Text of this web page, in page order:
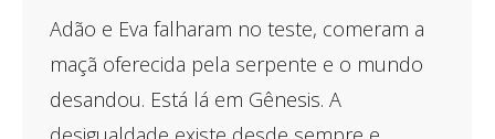
Adão e Eva falharam no teste, comeram a
maçã oferecida pela serpente e o mundo
desandou. Está lá em Gênesis. A